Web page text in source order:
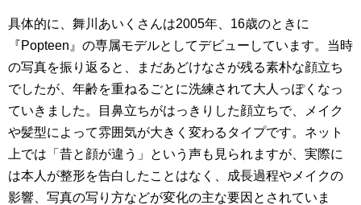
具体的に、舞川あいくさんは2005年、16歳のときに
『Popteen』の専属モデルとしてデビューしています。当時
の写真を振り返ると、まだあどけなさが残る素朴な顔立ち
でしたが、年齢を重ねるごとに洗練されて大人っぽくなっ
ていきました。目鼻立ちがはっきりした顔立ちで、メイク
や髪型によって雰囲気が大きく変わるタイプです。ネット
上では「昔と顔が違う」という声も見られますが、実際に
は本人が整形を告白したことはなく、成長過程やメイクの
影響、写真の写り方などが変化の主な要因とされていま